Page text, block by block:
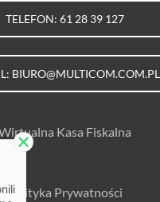
TELEFON: 61 28 39 127
BIURO@MULTICOM.COM.PL
Kasa Fiskalna
Polityka Prywatności